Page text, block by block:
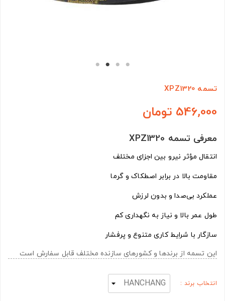
تسمه XPZ1320
546,000 تومان
معرفی تسمه XPZ1320
انتقال مؤثر نیرو بین اجزای مختلف
مقاومت بالا در برابر اصطکاک و گرما
عملکرد بی‌صدا و بدون لرزش
طول عمر بالا و نیاز به نگهداری کم
سازگار با شرایط کاری متنوع و پرفشار
این تسمه از برندها و کشورهای سازنده مختلف قابل سفارش است
انتخاب برند :